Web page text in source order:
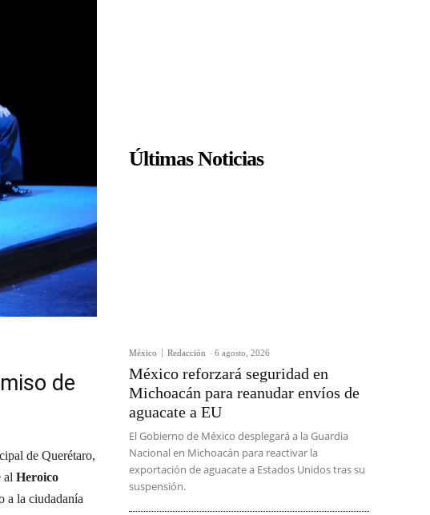
de
de Querétaro,
al Heroico
a la ciudadanía
Últimas Noticias
México Redacción - 6 agosto, 2026
México reforzará seguridad en
Michoacán para reanudar envíos de
aguacate a EU
El Gobierno de México desplegará a la Guardia
Nacional en Michoacán para reactivar la
exportación de aguacate a Estados Unidos tras su
suspensión.